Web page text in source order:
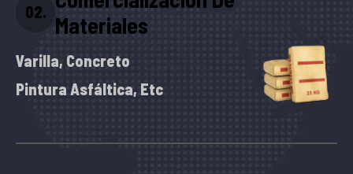
02. Materiales
Varilla, Concreto
Pintura Asfáltica, Etc